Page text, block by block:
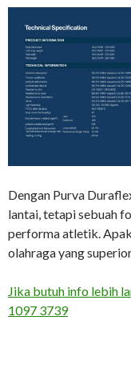
Dengan Purva
lantai, tetapi sebuah
performa atletik.
olahraga yang
Jika butuh info lebih
1097 3739